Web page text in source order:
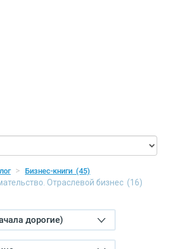
Бизнес-книги (45)
Отраслевой бизнес (16)
дорогие)